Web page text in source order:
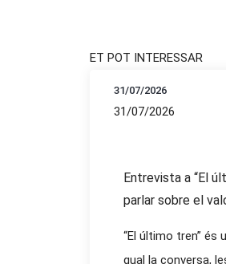
ET POT INTERESSAR
31/07/2026
31/07/2026
Entrevista a “El
parlar sobre el
“El último tren” és
qual la conversa,